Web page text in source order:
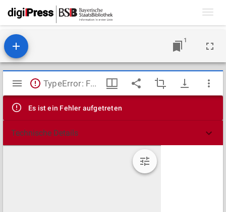
1
Mirador
Viewer
TypeError: Failed to fetch
Es ist ein Fehler aufgetreten
Technische Details